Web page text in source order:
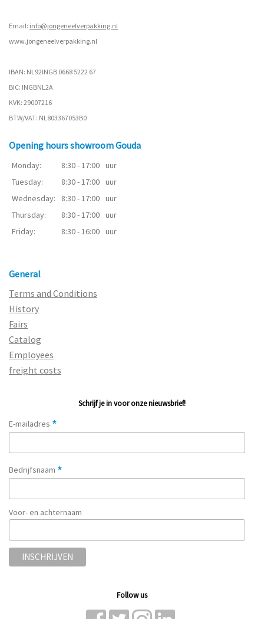
Email: info@jongeneelverpakking.nl
www.jongeneelverpakking.nl
IBAN: NL92INGB 0668 5222 67
BIC: INGBNL2A
KVK: 29007216
BTW/VAT: NL803367053B0
Opening hours showroom Gouda
Monday: 8:30 - 17:00 uur
Tuesday:
8:30 - 17:00 uur
Wednesday:
8:30 - 17:00 uur
Thursday:
8:30 - 17:00 uur
Friday:
8:30 - 16:00 uur
General
Terms and Conditions
History
Fairs
Catalog
Employees
freight costs
Schrijf je in voor onze nieuwsbrief!
E-mailadres *
Bedrijfsnaam *
Voor- en achternaam
Follow us